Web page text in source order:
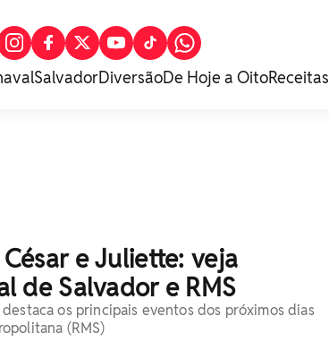
SalvadorDiversãoDe Hoje a OitoReceitas
e Juliette: veja
de Salvador e RMS
os principais eventos dos próximos dias
(RMS)